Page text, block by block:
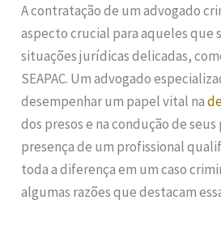
A contratação de um advogado
aspecto crucial para aqueles que
situações jurídicas delicadas,
SEAPAC. Um advogado
desempenhar um papel vital na
dos presos e na condução de seus
presença de um profissional
toda a diferença em um caso
algumas razões que destacam